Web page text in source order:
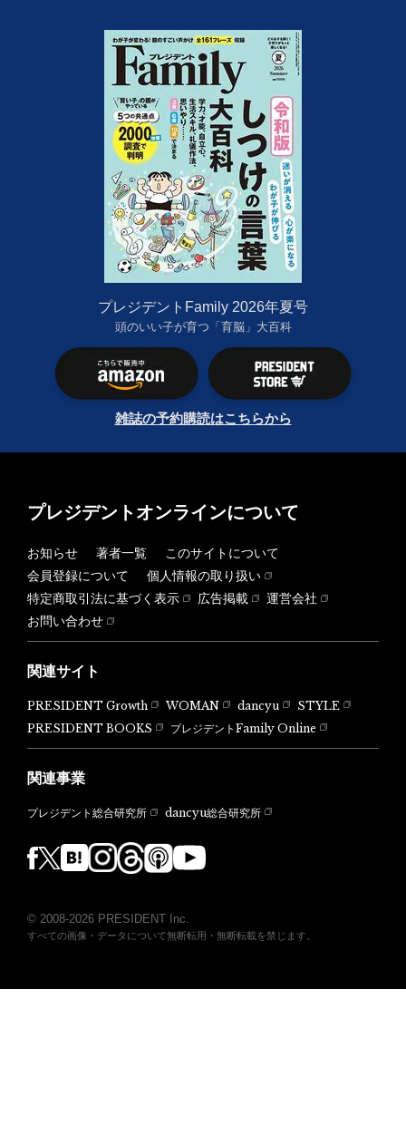
プレジデントFamily 2026年夏号
頭のいい子が育つ「育脳」大百科
雑誌の予約購読はこちらから
プレジデントオンラインについて
お知らせ 著者一覧
このサイトについて
会員登録について
個人情報の取り扱い
特定商取引法に基づく表示
広告掲載
運営会社
お問い合わせ
関連サイト
PRESIDENT Growth WOMAN dancyu
STYLE
PRESIDENT BOOKS
プレジデントFamily Online
関連事業
プレジデント総合研究所 dancyu総合研究所
© 2008-2026 PRESIDENT Inc.
すべての画像・データについて無断転用・無断転載を禁じます。